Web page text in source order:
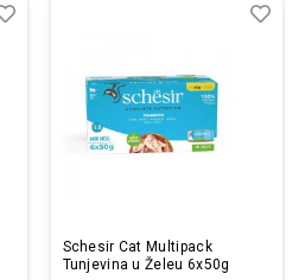
Dodaj
Uporedi
Schesir Cat Multipack
Tunjevina u Želeu 6x50g